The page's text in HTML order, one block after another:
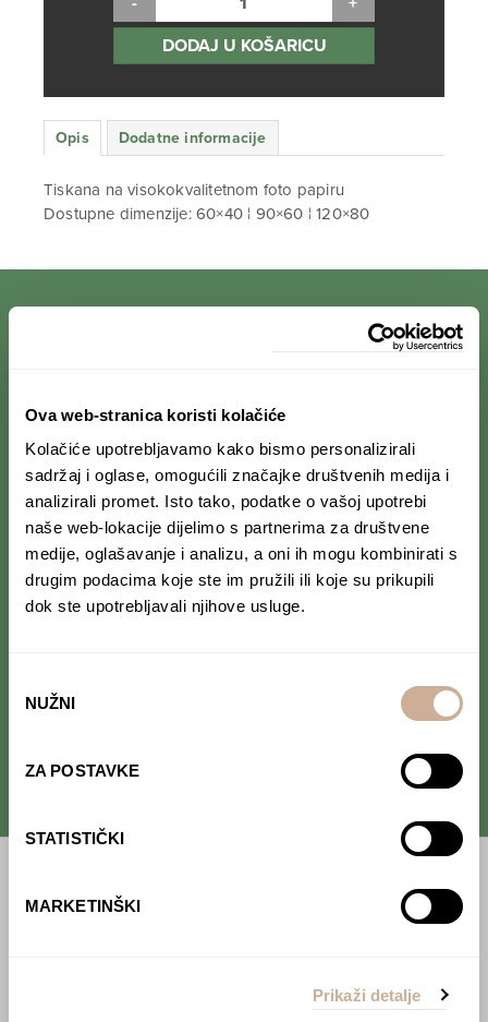
Ova web-stranica koristi kolačiće
Kolačiće upotrebljavamo kako bismo personalizirali
sadržaj i oglase, omogućili značajke društvenih medija i
analizirali promet. Isto tako, podatke o vašoj upotrebi
naše web-lokacije dijelimo s partnerima za društvene
medije, oglašavanje i analizu, a oni ih mogu kombinirati s
drugim podacima koje ste im pružili ili koje su prikupili
dok ste upotrebljavali njihove usluge.
pristanka
NUŽNI
ZA POSTAVKE
STATISTIČKI
MARKETINŠKI
Prikaži detalje
do
DODAJ U KOŠARICU
Opis Dodatne informacije
Tiskana na visokokvalitetnom foto papiru
Dostupne dimenzije: 60×40 ¦ 90×60 ¦ 120×80
Prihvaćam da se moji podaci spremaju u bazu
podataka i koriste u svrhu slanja KEK
newslettera
PRATI NAS NA DRUŠTVENIM MREŽAMA
kulture